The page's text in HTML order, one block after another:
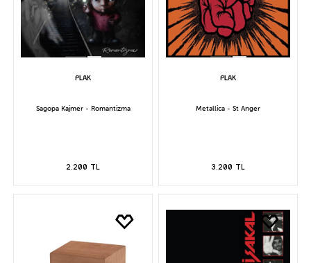
Sagopa Kajmer - Romantizma
2.200 TL
Metallica - St Anger
3.200 TL